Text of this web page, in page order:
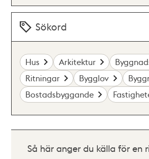
Sökord
Hus Arkitektur
Ritningar
Bygglov
Bostadsbyggande
Så här anger du källa för en